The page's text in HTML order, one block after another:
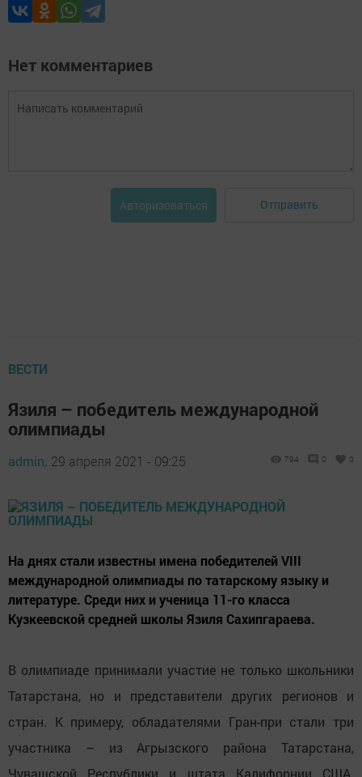
Нет комментариев
Авторизоваться Отправить
ВЕСТИ
Язиля – победитель международной
олимпиады
admin, 29 апреля 2021 - 09:25 794 0 0
На днях стали известны имена победителей VIII
международной олимпиады по татарскому языку и
литературе. Среди них и ученица 11-го класса
Кузкеевской средней школы Язиля Сахипгараева.
В олимпиаде принимали участие не только школьники
Татарстана, но и представители других регионов и
стран. К примеру, обладателями Гран-при стали три
участника – из Агрызского района Татарстана,
Чувашской Республики и штата Калифорнии США.